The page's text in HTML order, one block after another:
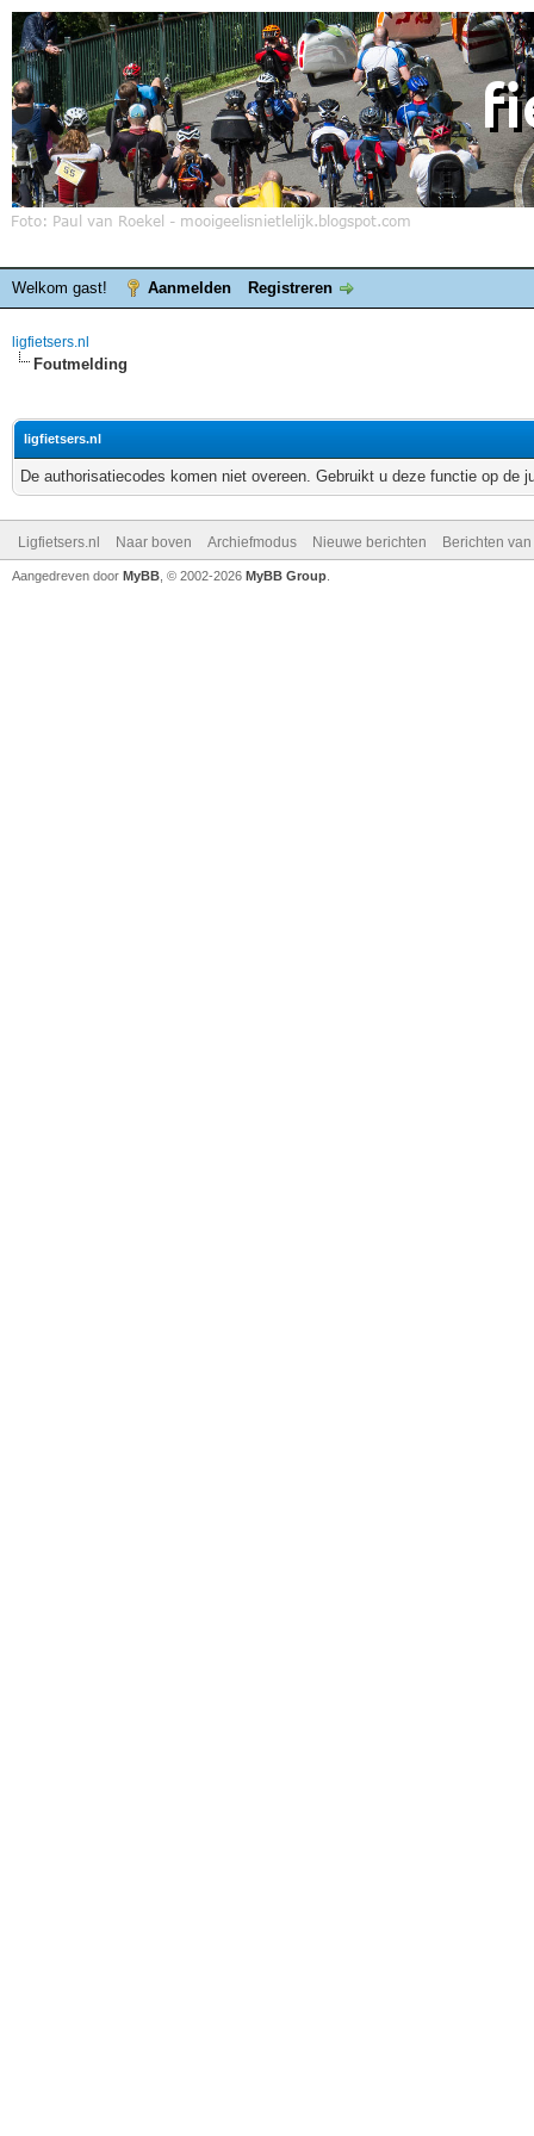
Welkom gast! Aanmelden Registreren
ligfietsers.nl
Foutmelding
ligfietsers.nl
De authorisatiecodes komen niet overeen. Gebruikt u deze functie op de
Ligfietsers.nl Naar boven Archiefmodus Nieuwe berichten Berichten
Aangedreven door MyBB , © 2002-2026 MyBB Group